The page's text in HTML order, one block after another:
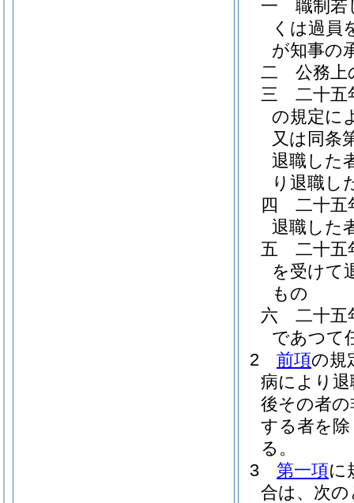
一
職制若
くは過員
が知事の
二
公務上
三
二十五
の規定に
又は同条
退職した
り退職し
四
二十五
退職した
五
二十五
を受けて
もの
六
二十五
であつて
2
前項の規
病により
後その者
する者を除
る。
3
第一項に
合は、次